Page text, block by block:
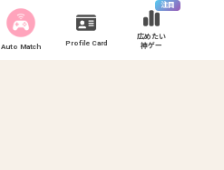
Auto Match Profile Card
注目
広めたい
神ゲー